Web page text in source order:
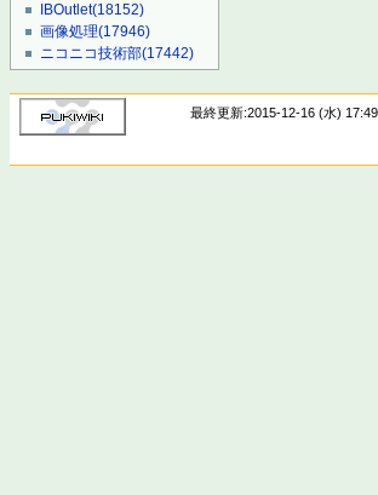
IBOutlet(18152)
画像処理(17946)
ニコニコ技術部(17442)
最終更新:2015-12-16 (水)